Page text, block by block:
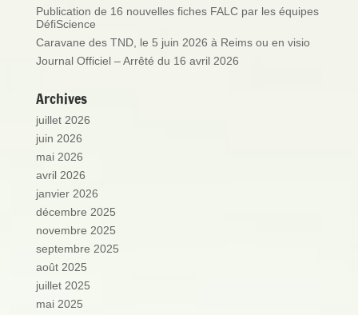
Publication de 16 nouvelles fiches FALC par les équipes
DéfiScience
Caravane des TND, le 5 juin 2026 à Reims ou en visio
Journal Officiel – Arrêté du 16 avril 2026
Archives
juillet 2026
juin 2026
mai 2026
avril 2026
janvier 2026
décembre 2025
novembre 2025
septembre 2025
août 2025
juillet 2025
mai 2025